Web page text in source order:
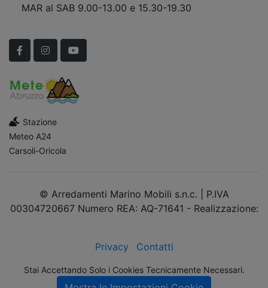
MAR al SAB 9.00-13.00 e 15.30-19.30
FacebookInstagramYouTube
Stazione
Meteo A24
Carsoli-Oricola
© Arredamenti Marino Mobili s.n.c. | P.IVA
00304720667 Numero REA: AQ-71641 - Realizzazione:
Privacy
Contatti
Stai Accettando Solo i Cookies Tecnicamente Necessari.